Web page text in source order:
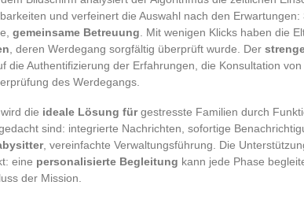
und verfeinert die Auswahl nach den Erwartungen:
gemeinsame Betreuung . Mit wenigen Klicks haben die
, deren Werdegang sorgfältig überprüft wurde. Der
die Authentifizierung der Erfahrungen, die Konsultation
des Werdegangs.
die ideale Lösung fürgestresste Familien durch
sind: integrierte Nachrichten, sofortige
, vereinfachte Verwaltungsführung. Die
eine personalisierte Begleitung kann jede Phase
der Mission.